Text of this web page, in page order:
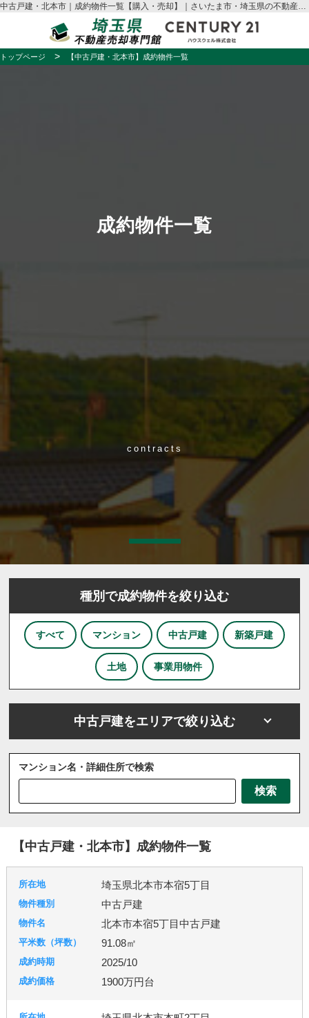
中古戸建・北本市｜成約物件一覧【購入・売却】｜さいたま市・埼玉県の不動産売却はハウスウェル
トップページ 【中古戸建・北本市】成約物件一覧
成約物件一覧
contracts
種別で成約物件を絞り込む
すべて マンション 中古戸建 新築戸建
土地 事業用物件
中古戸建をエリアで絞り込む
三郷市
八潮市
北本市 吉川市 和光市
宮代町
杉戸町
東松山市 松伏町 桶川市
蕨市
上里町 伊奈町
日高市
鶴ヶ島市 加須市
羽生市
幸手市 北葛飾郡 富士見市
台東区 東京都北区 足立区
マンション名・詳細住所で検索
検索
【中古戸建・北本市】成約物件一覧
埼玉県北本市本宿5丁目
中古戸建
北本市本宿5丁目中古戸建
91.08㎡
2025/10
1900万円台